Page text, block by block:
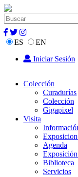
ES
EN
Iniciar Sesión
Colección
Curadurías
Colección
Gigapixel
Visita
Agenda
Biblioteca
Servicios